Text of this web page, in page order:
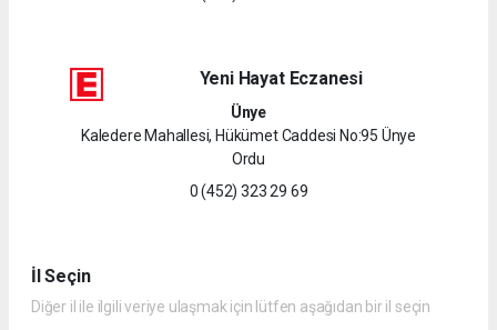
Yeni Hayat Eczanesi
Ünye
Kaledere Mahallesi, Hükümet Caddesi No:95 Ünye
Ordu
0 (452) 323 29 69
İl Seçin
Diğer il ile ilgili veriye ulaşmak için lütfen aşağıdan bir il seçin